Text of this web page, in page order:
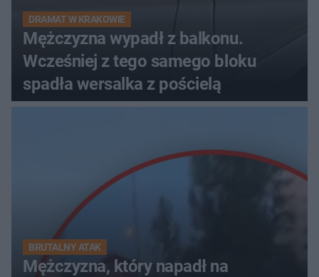
DRAMAT W KRAKOWIE
Mężczyzna wypadł z balkonu.
Wcześniej z tego samego bloku
spadła wersalka z pościelą
BRUTALNY ATAK
Mężczyzna, który napadł na